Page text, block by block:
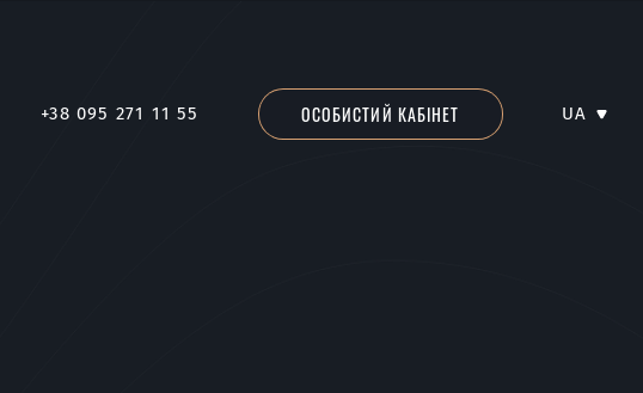
+38 095 271 11 55 ОСОБИСТИЙ КАБІНЕТ UA